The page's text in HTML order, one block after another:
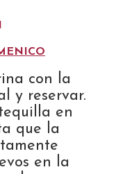
con la
y reservar.
en
que la
en la